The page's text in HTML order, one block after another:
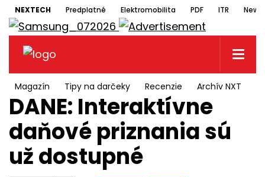
NEXTECH Predplatné Elektromobilita PDF ITR
Magazín Tipy na darčeky Recenzie Archív NXT
DANE: Interaktívne
daňové priznania sú
už dostupné